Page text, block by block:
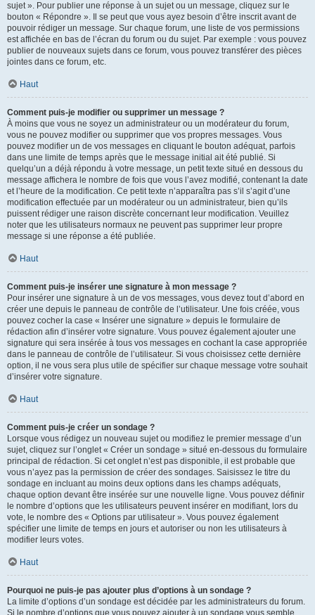
sujet ». Pour publier une réponse à un sujet ou un message, cliquez sur le
bouton « Répondre ». Il se peut que vous ayez besoin d’être inscrit avant de
pouvoir rédiger un message. Sur chaque forum, une liste de vos permissions
est affichée en bas de l’écran du forum ou du sujet. Par exemple : vous pouvez
publier de nouveaux sujets dans ce forum, vous pouvez transférer des pièces
jointes dans ce forum, etc.
Haut
Comment puis-je modifier ou supprimer un message ?
À moins que vous ne soyez un administrateur ou un modérateur du forum,
vous ne pouvez modifier ou supprimer que vos propres messages. Vous
pouvez modifier un de vos messages en cliquant le bouton adéquat, parfois
dans une limite de temps après que le message initial ait été publié. Si
quelqu’un a déjà répondu à votre message, un petit texte situé en dessous du
message affichera le nombre de fois que vous l’avez modifié, contenant la date
et l’heure de la modification. Ce petit texte n’apparaîtra pas s’il s’agit d’une
modification effectuée par un modérateur ou un administrateur, bien qu’ils
puissent rédiger une raison discrète concernant leur modification. Veuillez
noter que les utilisateurs normaux ne peuvent pas supprimer leur propre
message si une réponse a été publiée.
Haut
Comment puis-je insérer une signature à mon message ?
Pour insérer une signature à un de vos messages, vous devez tout d’abord en
créer une depuis le panneau de contrôle de l’utilisateur. Une fois créée, vous
pouvez cocher la case « Insérer une signature » depuis le formulaire de
rédaction afin d’insérer votre signature. Vous pouvez également ajouter une
signature qui sera insérée à tous vos messages en cochant la case appropriée
dans le panneau de contrôle de l’utilisateur. Si vous choisissez cette dernière
option, il ne vous sera plus utile de spécifier sur chaque message votre souhait
d’insérer votre signature.
Haut
Comment puis-je créer un sondage ?
Lorsque vous rédigez un nouveau sujet ou modifiez le premier message d’un
sujet, cliquez sur l’onglet « Créer un sondage » situé en-dessous du formulaire
principal de rédaction. Si cet onglet n’est pas disponible, il est probable que
vous n’ayez pas la permission de créer des sondages. Saisissez le titre du
sondage en incluant au moins deux options dans les champs adéquats,
chaque option devant être insérée sur une nouvelle ligne. Vous pouvez définir
le nombre d’options que les utilisateurs peuvent insérer en modifiant, lors du
vote, le nombre des « Options par utilisateur ». Vous pouvez également
spécifier une limite de temps en jours et autoriser ou non les utilisateurs à
modifier leurs votes.
Haut
Pourquoi ne puis-je pas ajouter plus d’options à un sondage ?
La limite d’options d’un sondage est décidée par les administrateurs du forum.
Si le nombre d’options que vous pouvez ajouter à un sondage vous semble